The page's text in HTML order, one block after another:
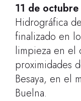
11 de
Hidrográfica
finalizado en
limpieza en el
proximidades
Besaya, en el
Buelna.